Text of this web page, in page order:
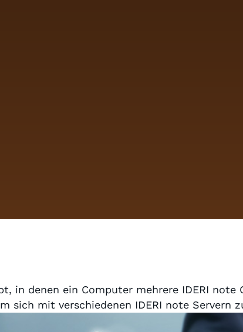
in denen ein Computer mehrere IDERI note
sich mit verschiedenen IDERI note Servern